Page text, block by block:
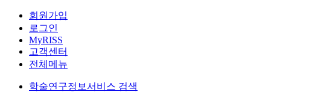
회원가입
로그인
MyRISS
고객센터
전체메뉴
학술연구정보서비스 검색